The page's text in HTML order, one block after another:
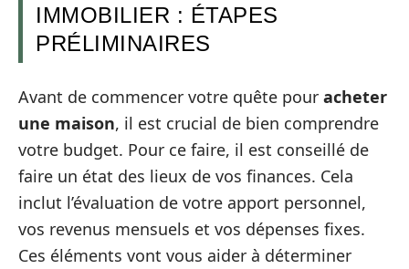
IMMOBILIER : ÉTAPES
PRÉLIMINAIRES
Avant de commencer votre quête pour acheter
une maison, il est crucial de bien comprendre
votre budget. Pour ce faire, il est conseillé de
faire un état des lieux de vos finances. Cela
inclut l’évaluation de votre apport personnel,
vos revenus mensuels et vos dépenses fixes.
Ces éléments vont vous aider à déterminer